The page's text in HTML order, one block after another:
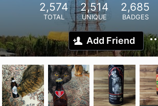
2,574
TOTAL
2,514
UNIQUE
2,685
BADGES
Add Friend